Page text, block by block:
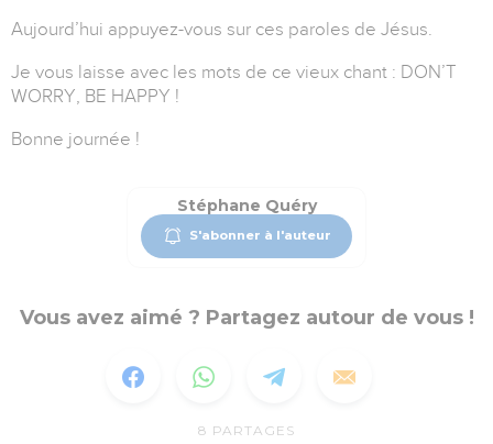
Aujourd’hui appuyez-vous sur ces paroles de Jésus.
Je vous laisse avec les mots de ce vieux chant : DON’T
WORRY, BE HAPPY !
Bonne journée !
Stéphane Quéry
S'abonner à l'auteur
Vous avez aimé ? Partagez autour de vous !
8 PARTAGES